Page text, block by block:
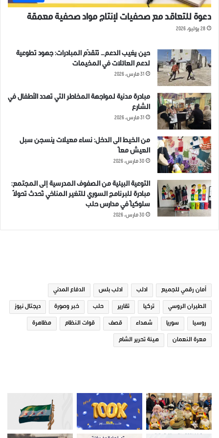
شارك هذا الموضوع:
مرتبط
نساء سوريا في مواجهة
المخدرات، بين التعاطي القسري
والإدمان
8 أغسطس، 2024
النساء السوريات قادرات على
تحمل المسؤولية
9 مارس، 2020
في "مقالات"
العنف الرقمي، الوجه الخفي
للإيذاء النفسي في العصر
الحديث
11 فبراير، 2025
في "مقالات"
دعوة للتعاقد مع صحفيات لإنتاج مواد صحفية معمقة
28 يوليو، 2026
حين يغيب الدعم… تتقدّم المبادرات: جهود تطوعية
لدعم العائلات في المخيمات
31 مارس، 2026
مبادرة مدنية لمواجهة المخاطر التي تهدد الأطفال في
الشارع
31 مارس، 2026
من الخيط الى الدخل: نساء معيلات ينسجن سبل
العيش معاً
30 مارس، 2026
التوعية البيئية من الصفوف المدرسية إلى المجتمع:
مبادرة للبرنامج السوري للتغير المناخي تُحدث تحولاً
سلوكياً في مدارس حلب
30 مارس، 2026
أمان رقمي للجميع ادلب ادلب بلس الدفاع المدني
الطيران الروسي تركيا تقارير حلب خبر وصورة ديجتال نيوز
روسيا سوريا شهداء قصف قوات النظام مظاهرة
معرة النعمان هيئة تحرير الشام